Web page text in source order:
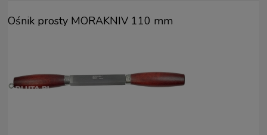
Ośnik prosty MORAKNIV 110 mm